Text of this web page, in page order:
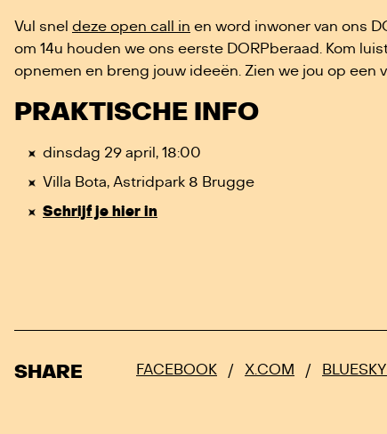
Vul snel deze open call in en word inwoner van ons
om 14u houden we ons eerste DORPberaad. Kom
opnemen en breng jouw ideeën. Zien we jou op een
PRAKTISCHE INFO
dinsdag 29 april, 18:00
Villa Bota, Astridpark 8 Brugge
Schrijf je hier in
SHARE FACEBOOK / X.COM / BLUESKY